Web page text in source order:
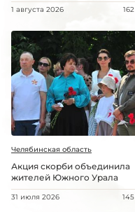
1 августа 2026 162
Челябинская область
Акция скорби объединила
жителей Южного Урала
31 июля 2026 145